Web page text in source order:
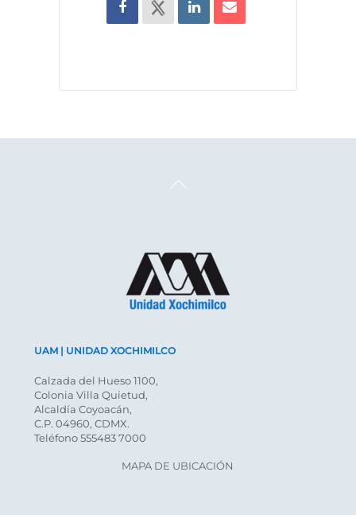
Back
UAM | UNIDAD XOCHIMILCO
Calzada del Hueso 1100,
Colonia Villa Quietud,
Alcaldía Coyoacán,
C.P. 04960, CDMX.
Teléfono 555483 7000
MAPA DE UBICACIÓN